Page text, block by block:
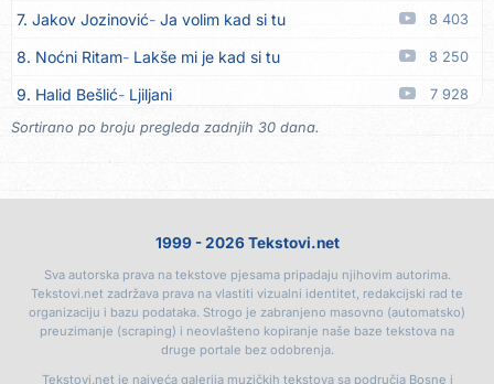
18. Azra Husarkić Omađijana 06.08
19. Azra Husarkić Svaka žena 06.08
20. Azra Husarkić Svirajte mu onu našu 06.08
21. Azra Husarkić Oče i majko
24. Husnija Mešaljić - Hule To je majka tvoja
25. In Vivo Brunello 05.08
26. Senad Nikočević Niki Plavljani i Gusinjani 05.08
Buket cveća
7. Jakov Jozinović Ja volim kad si tu 8 403
8. Noćni Ritam Lakše mi je kad si tu 8 250
9. Halid Bešlić Ljiljani 7 928
10. Aleksandra Prijović Kababa
Rekla si mi
14. Karlo! Mon amour 6 410
15. Vesna Zmijanac Ovo u grudima 6 327
16. Džej Ramadanovski Ova mačka do mene
Sortirano po broju pregleda zadnjih 30 dana.
1999 - 2026 Tekstovi.net
Sva autorska prava na tekstove pjesama pripadaju njihovim autorima.
Tekstovi.net zadržava prava na vlastiti vizualni identitet, redakcijski rad te
organizaciju i bazu podataka. Strogo je zabranjeno masovno (automatsko)
preuzimanje (scraping) i neovlašteno kopiranje naše baze tekstova na
druge portale bez odobrenja.
Tekstovi.net je najveća galerija muzičkih tekstova sa područja Bosne i